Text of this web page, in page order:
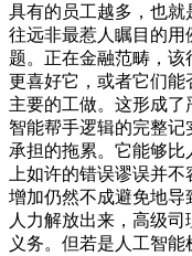
具有的员工越多，也
往远非最惹人瞩目的用
题。正在金融范畴，
更喜好它，或者它们
主要的工做。这形成
智能帮手逻辑的完整
承担的拖累。它能够
上如许的错误谬误并
增加仍然不成避免地
人力解放出来，高级
义务。但若是人工智